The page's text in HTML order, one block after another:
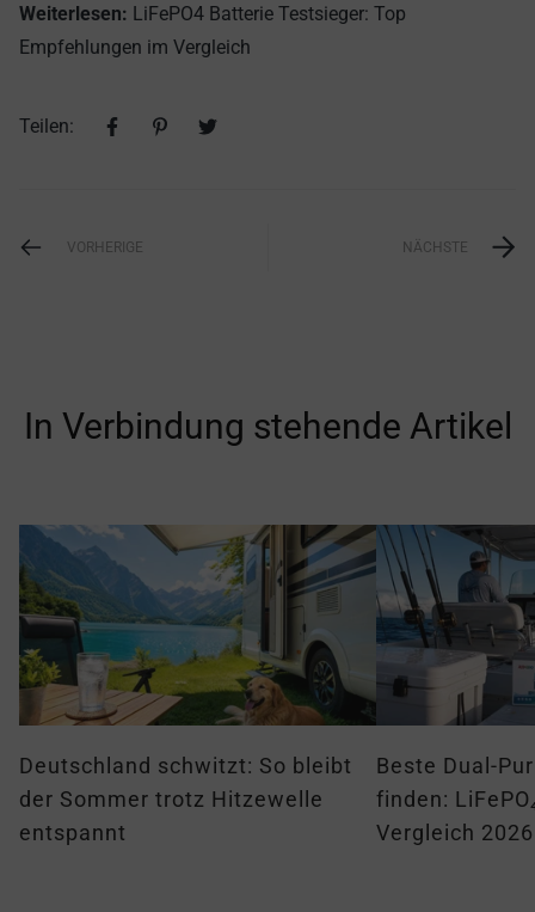
Weiterlesen: LiFePO4 Batterie Testsieger: Top
Empfehlungen im Vergleich
Teilen:
VORHERIGE NÄCHSTE
In Verbindung stehende Artikel
Deutschland schwitzt: So bleibt
der Sommer trotz Hitzewelle
entspannt
Beste Dual-
finden:
Vergleich 2026